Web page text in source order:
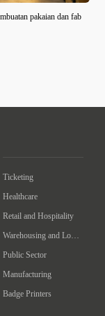
pakaian dan fab
Ticketing
Healthcare
Retail and Hospitality
Public Sector
Manufacturing
Badge Printers